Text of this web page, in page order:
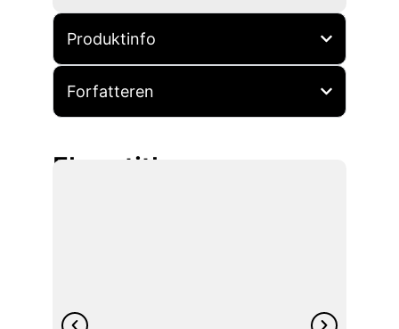
Produktinfo
Forfatteren
Flere titler